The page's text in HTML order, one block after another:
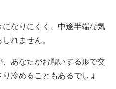
なりにくく、中途半端な気
れません。
あなたがお願いする形で交
冷めることもあるでしょ